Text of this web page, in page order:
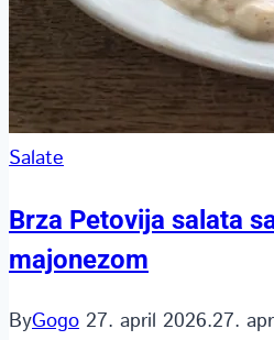
Salate
Brza Petovija salata
majonezom
ByGogo 27. april 2026.27.